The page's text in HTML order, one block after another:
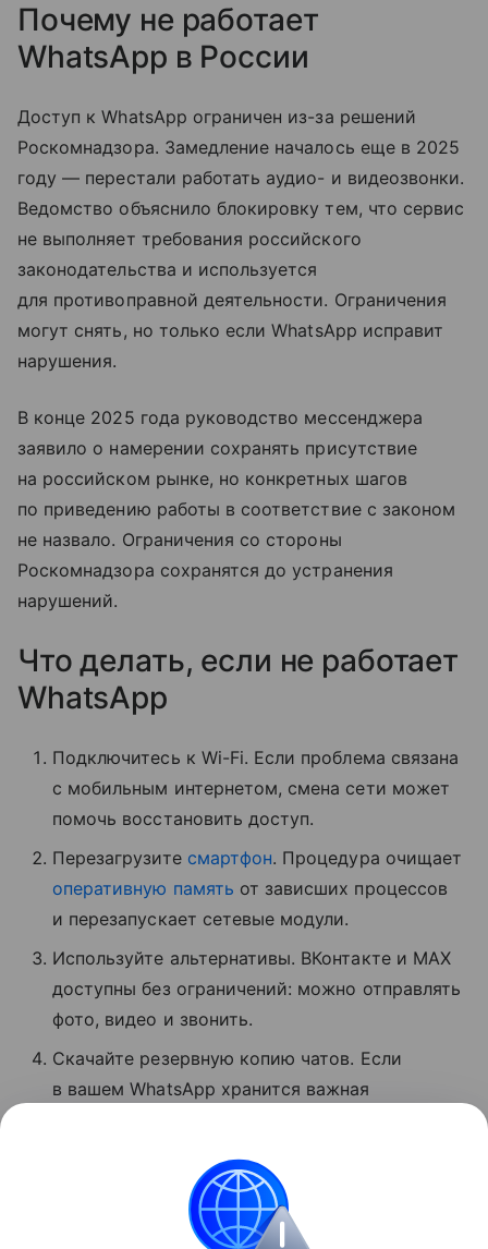
Почему не работает
WhatsApp в России
Доступ к WhatsApp ограничен из-за решений
Роскомнадзора. Замедление началось еще в 2025
году — перестали работать аудио- и видеозвонки.
Ведомство объяснило блокировку тем, что сервис
не выполняет требования российского
законодательства и используется
для противоправной деятельности. Ограничения
могут снять, но только если WhatsApp исправит
нарушения.
В конце 2025 года руководство мессенджера
заявило о намерении сохранять присутствие
на российском рынке, но конкретных шагов
по приведению работы в соответствие с законом
не назвало. Ограничения со стороны
Роскомнадзора сохранятся до устранения
нарушений.
Что делать, если не работает
WhatsApp
Подключитесь к Wi-Fi. Если проблема связана
с мобильным интернетом, смена сети может
помочь восстановить доступ.
Перезагрузите смартфон. Процедура очищает
оперативную память от зависших процессов
и перезапускает сетевые модули.
Используйте альтернативы. ВКонтакте и MAX
доступны без ограничений: можно отправлять
фото, видео и звонить.
Скачайте резервную копию чатов. Если
в вашем WhatsApp хранится важная